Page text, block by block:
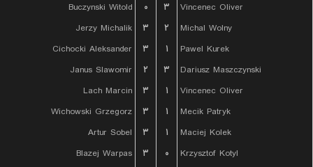
Buczynski Witold
۰ ۳
Vincenec Oliver
Jerzy Michalik
۳ ۲
Michal Wolny
Cichocki Aleksander
۳ ۱
Pawel Kurek
Janus Slawomir
۲ ۳
Dariusz Maszczynski
Lach Marcin
۳ ۱
Vincenec Oliver
Wichowski Grzegorz
۳ ۱
Mecik Patryk
Artur Sobel
۳ ۱
Maciej Kolek
Blazej Warpas
۳ ۰
Krzysztof Kotyl